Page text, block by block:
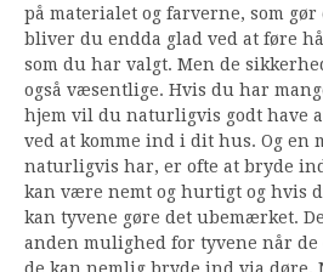
på materialet og farverne, som gør
bliver du endda glad ved at føre
som du har valgt. Men de
også væsentlige. Hvis du har
hjem vil du naturligvis godt have
ved at komme ind i dit hus. Og en
naturligvis har, er ofte at bryde
kan være nemt og hurtigt og hvis
kan tyvene gøre det ubemærket.
anden mulighed for tyvene når
de kan nemlig bryde ind via døre.